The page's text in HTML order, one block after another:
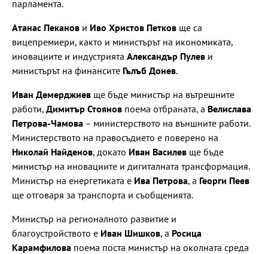
парламента.
Атанас Пеканов и Иво Христов Петков ще са
вицепремиери, както и министърът на икономиката,
иновациите и индустрията Александър Пулев и
министърът на финансите Гълъб Донев.
Иван Демерджиев ще бъде министър на вътрешните
работи, Димитър Стоянов поема отбраната, а Велислава
Петрова-Чамова – министерството на външните работи.
Министерството на правосъдието е поверено на
Николай Найденов, докато Иван Василев ще бъде
министър на иновациите и дигиталната трансформация.
Министър на енергетиката е Ива Петрова, а Георги Пеев
ще отговаря за транспорта и съобщенията.
Министър на регионалното развитие и
благоустройството е Иван Шишков, а Росица
Карамфилова поема поста министър на околната среда